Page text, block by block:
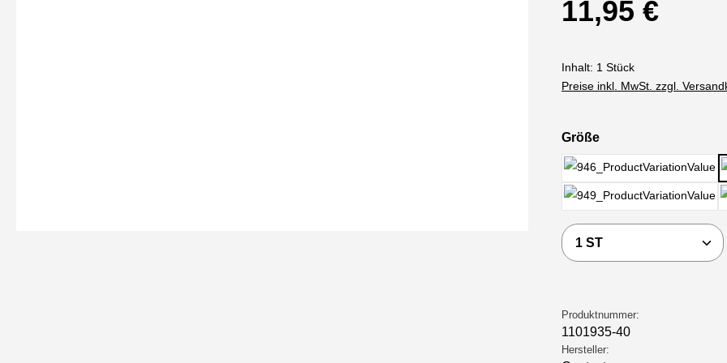
11,95 €
Inhalt: 1 Stück
Preise inkl. MwSt. zzgl.
Größeauswählen
Produkt Anzahl:
Produktnummer:
1101935-40
Hersteller: